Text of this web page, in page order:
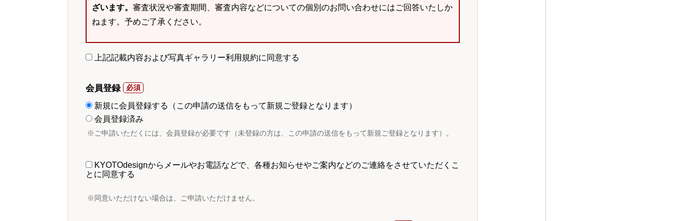
ざいます。 審査状況や審査期間、審査内容などについての個別のお問い合わせにはご回答いたしか
ねます。予めご了承ください。
上記記載内容および写真ギャラリー利用規約に同意する
会員登録
新規に会員登録する（この申請の送信をもって新規ご登録となります）
会員登録済み
※ご申請いただくには、会員登録が必要です（未登録の方は、この申請の送信をもって新規ご登録となります）。
KYOTOdesignからメールやお電話などで、各種お知らせやご案内などのご連絡をさせていただくこ
とに同意する
※同意いただけない場合は、ご申請いただけません。